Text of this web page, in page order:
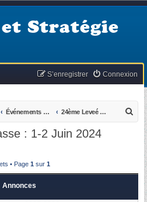
Stratégie
Connexion
S’enregistrer
Événements passés 24ème Leveé En Masse : 1-2 Juin 2024
: 1-2 Juin 2024
• Page 1 sur 1
Annonces